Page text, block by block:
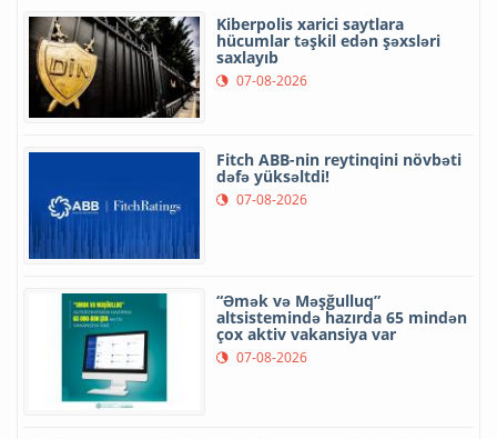
Kiberpolis xarici saytlara
hücumlar təşkil edən şəxsləri
saxlayıb
07-08-2026
Fitch ABB-nin reytinqini növbəti
dəfə yüksəltdi!
07-08-2026
“Əmək və Məşğulluq”
altsistemində hazırda 65 mindən
çox aktiv vakansiya var
07-08-2026